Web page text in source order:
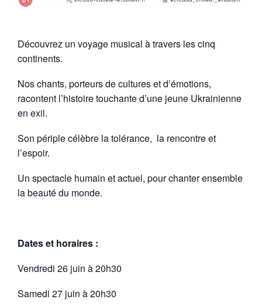
Découvrez un voyage musical à travers les cinq
continents.
Nos chants, porteurs de cultures et d’émotions,
racontent l’histoire touchante d’une jeune Ukrainienne
en exil.
Son périple célèbre la tolérance, la rencontre et
l’espoir.
Un spectacle humain et actuel, pour chanter ensemble
la beauté du monde.
Dates et horaires :
Vendredi 26 juin à 20h30
Samedi 27 juin à 20h30